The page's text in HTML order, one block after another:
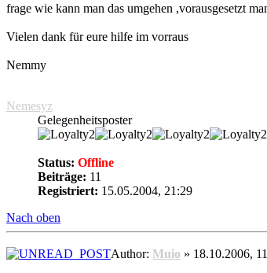
frage wie kann man das umgehen ,vorausgesetzt
Vielen dank für eure hilfe im vorraus
Nemmy
Nemesyz
Gelegenheitsposter
Status: Offline
Beiträge: 11
Registriert: 15.05.2004, 21:29
Nach oben
Author: Muio » 18.10.2006,